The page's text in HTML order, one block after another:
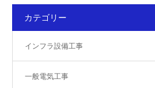
カテゴリー
インフラ設備工事
一般電気工事